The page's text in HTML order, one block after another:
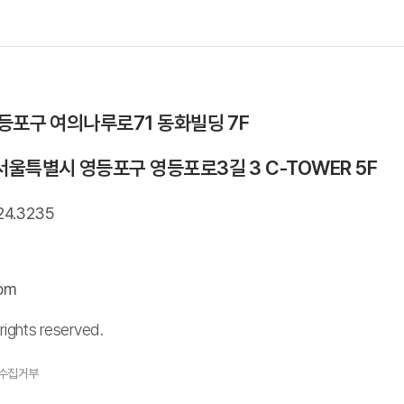
구 여의나루로71 동화빌딩 7F
특별시 영등포구 영등포로3길 3 C-TOWER 5F
reserved.
집거부